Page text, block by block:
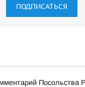
ПОДПИСАТЬСЯ
Посольства